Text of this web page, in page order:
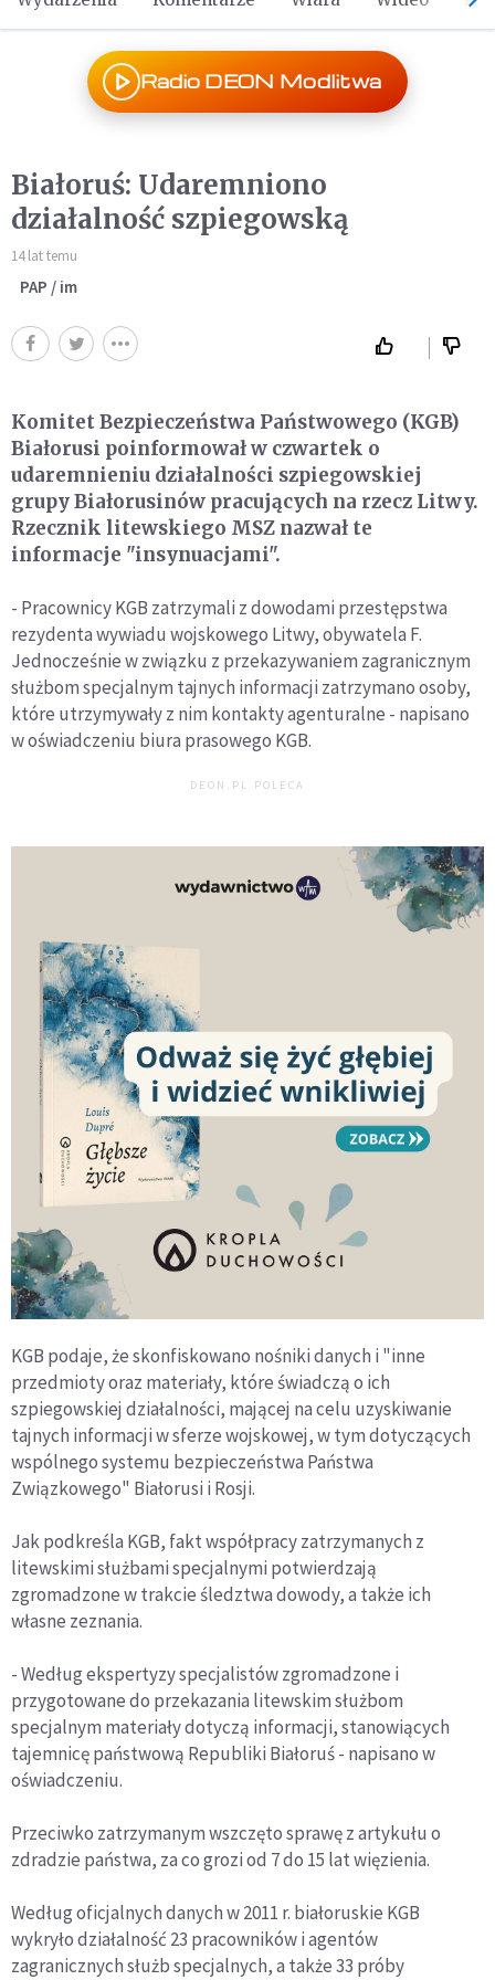
Radio DEON Modlitwa
Białoruś: Udaremniono
działalność szpiegowską
14 lat temu
PAP / im
Komitet Bezpieczeństwa Państwowego (KGB)
Białorusi poinformował w czwartek o
udaremnieniu działalności szpiegowskiej
grupy Białorusinów pracujących na rzecz Litwy.
Rzecznik litewskiego MSZ nazwał te
informacje "insynuacjami".
- Pracownicy KGB zatrzymali z dowodami przestępstwa
rezydenta wywiadu wojskowego Litwy, obywatela F.
Jednocześnie w związku z przekazywaniem zagranicznym
służbom specjalnym tajnych informacji zatrzymano osoby,
które utrzymywały z nim kontakty agenturalne - napisano
w oświadczeniu biura prasowego KGB.
DEON.PL POLECA
KGB podaje, że skonfiskowano nośniki danych i "inne
przedmioty oraz materiały, które świadczą o ich
szpiegowskiej działalności, mającej na celu uzyskiwanie
tajnych informacji w sferze wojskowej, w tym dotyczących
wspólnego systemu bezpieczeństwa Państwa
Związkowego" Białorusi i Rosji.
Jak podkreśla KGB, fakt współpracy zatrzymanych z
litewskimi służbami specjalnymi potwierdzają
zgromadzone w trakcie śledztwa dowody, a także ich
własne zeznania.
- Według ekspertyzy specjalistów zgromadzone i
przygotowane do przekazania litewskim służbom
specjalnym materiały dotyczą informacji, stanowiących
tajemnicę państwową Republiki Białoruś - napisano w
oświadczeniu.
Przeciwko zatrzymanym wszczęto sprawę z artykułu o
zdradzie państwa, za co grozi od 7 do 15 lat więzienia.
Według oficjalnych danych w 2011 r. białoruskie KGB
wykryło działalność 23 pracowników i agentów
zagranicznych służb specjalnych, a także 33 próby